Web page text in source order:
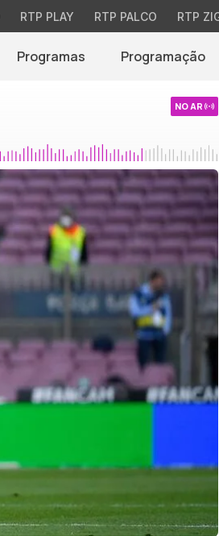
RTP PLAY RTP PALCO RTP
Programas Programação
NO AR